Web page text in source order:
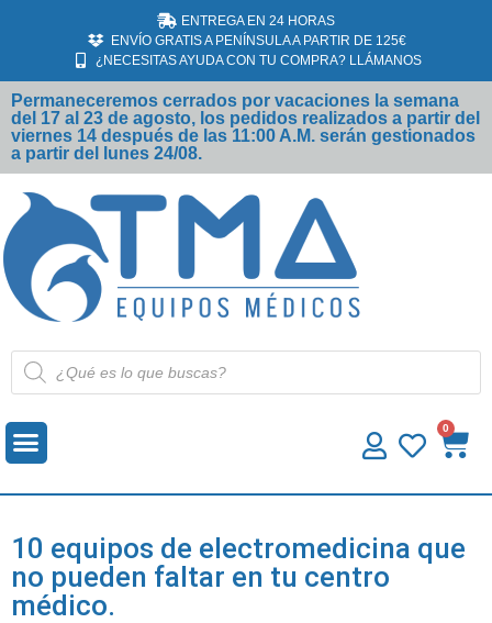
ENTREGA EN 24 HORAS
ENVÍO GRATIS A PENÍNSULA A PARTIR DE 125€
¿NECESITAS AYUDA CON TU COMPRA? LLÁMANOS
Permaneceremos cerrados por vacaciones la semana
del 17 al 23 de agosto, los pedidos realizados a partir del
viernes 14 después de las 11:00 A.M. serán gestionados
a partir del lunes 24/08.
0
10 equipos de electromedicina que
no pueden faltar en tu centro
médico.